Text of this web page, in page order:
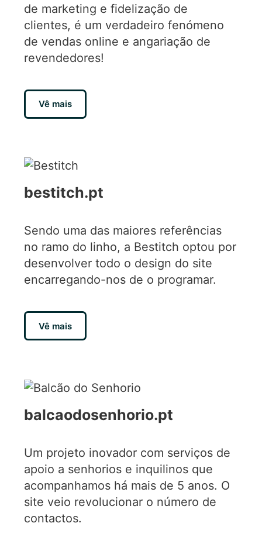
de marketing e fidelização de
clientes, é um verdadeiro fenómeno
de vendas online e angariação de
revendedores!
Vê mais
bestitch.pt
Sendo uma das maiores referências
no ramo do linho, a Bestitch optou por
desenvolver todo o design do site
encarregando-nos de o programar.
Vê mais
balcaodosenhorio.pt
Um projeto inovador com serviços de
apoio a senhorios e inquilinos que
acompanhamos há mais de 5 anos. O
site veio revolucionar o número de
contactos.